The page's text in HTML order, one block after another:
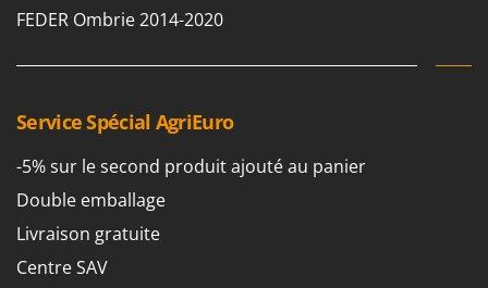
Machines sous vide
Motoculteurs
Motofaucheuses
Motopompes pour irrigation
Moulins à céréales électriques
Moulins à farine
Famag
FBC
Ferroni
Ferrua
FIAC
FIEM
FEDER Ombrie 2014-2020
Service Spécial AgriEuro
-5% sur le second produit ajouté au panier
Double emballage
Livraison gratuite
Centre SAV